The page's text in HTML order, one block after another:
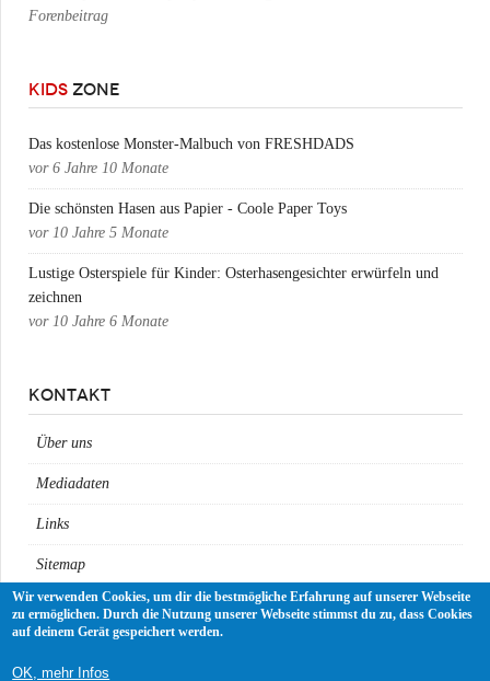
Forenbeitrag
KIDS ZONE
Das kostenlose Monster-Malbuch von FRESHDADS
vor 6 Jahre 10 Monate
Die schönsten Hasen aus Papier - Coole Paper Toys
vor 10 Jahre 5 Monate
Lustige Osterspiele für Kinder: Osterhasengesichter erwürfeln und
zeichnen
vor 10 Jahre 6 Monate
KONTAKT
Über uns
Mediadaten
Links
Sitemap
Impressum
Wir verwenden Cookies, um dir die bestmögliche Erfahrung auf unserer Webseite
zu ermöglichen. Durch die Nutzung unserer Webseite stimmst du zu, dass Cookies
auf deinem Gerät gespeichert werden.
OK, mehr Infos